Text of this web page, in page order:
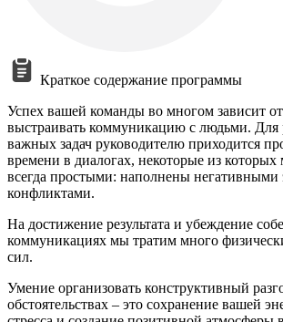
Краткое содержание программы
Успех вашей команды во многом зависит
выстраивать коммуникацию с людьми.
важных задач руководителю приходится
времени в диалогах, некоторые из которых
всегда простыми: наполнены
конфликтами.
На достижение результата и убеждение
коммуникациях мы тратим много
сил.
Умение организовать конструктивный
обстоятельствах – это сохранение вашей